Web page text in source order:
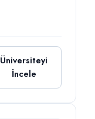
Üniversiteyi
İncele